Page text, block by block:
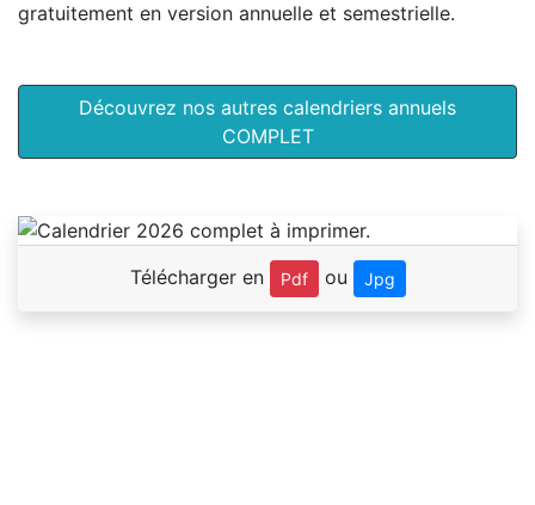
gratuitement en version annuelle et semestrielle.
Découvrez nos autres calendriers annuels
COMPLET
Télécharger en Pdf ou Jpg